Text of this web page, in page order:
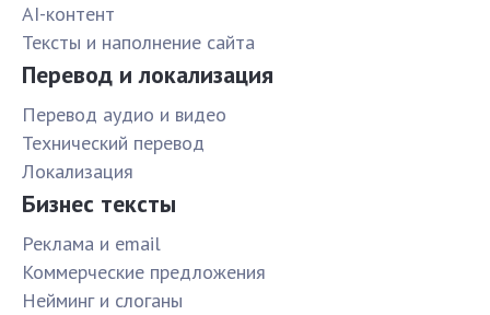
AI-контент
Тексты и наполнение сайта
Перевод и локализация
Перевод аудио и видео
Технический перевод
Локализация
Бизнес тексты
Реклама и email
Коммерческие предложения
Нейминг и слоганы